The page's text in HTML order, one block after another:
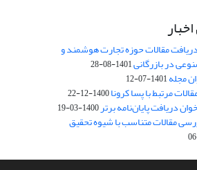
مقالات حوزه تجارت هوشمند و
در بازرگانی1401-08-28
مجله1401-07-12
مرتبط با پسا کرونا1400-12-22
دریافت پایان‌نامه برتر1400-03-19
مقالات متناسب با شیوه تحقیق
ازسیناوب